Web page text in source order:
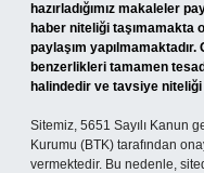
hazırladığımız makaleler
haber niteliği taşımamakta
paylaşım
benzerlikleri tamamen
halindedir ve tavsiye niteliği
Sitemiz, 5651 Sayılı Kanun
Kurumu (BTK) tarafından
vermektedir. Bu nedenle,